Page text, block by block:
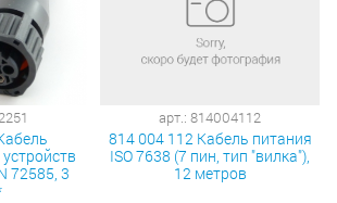
72585, 3
арт.: 814004112
814 004 112 Кабель питания
ISO 7638 (7 пин, тип "вилка"),
12 метров